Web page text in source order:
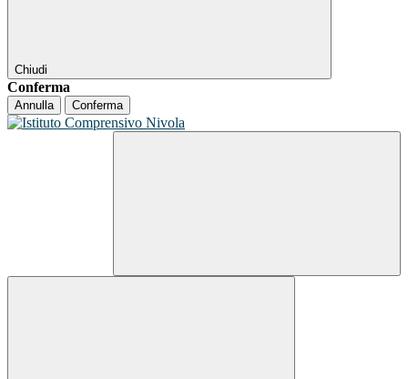
Chiudi
Conferma
Annulla Conferma